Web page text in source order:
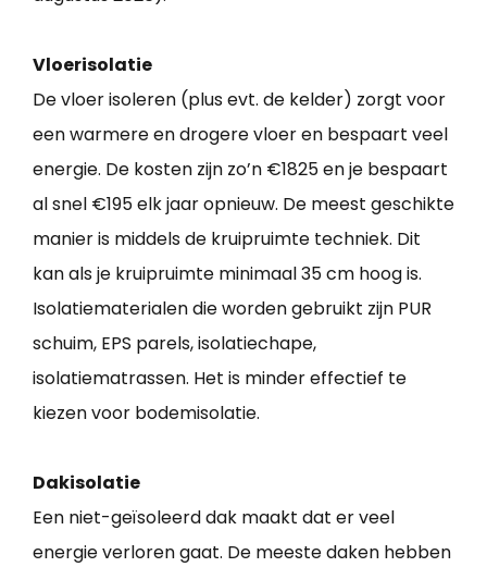
Vloerisolatie
De vloer isoleren (plus evt. de kelder) zorgt voor
een warmere en drogere vloer en bespaart veel
energie. De kosten zijn zo’n €1825 en je bespaart
al snel €195 elk jaar opnieuw. De meest geschikte
manier is middels de kruipruimte techniek. Dit
kan als je kruipruimte minimaal 35 cm hoog is.
Isolatiematerialen die worden gebruikt zijn PUR
schuim, EPS parels, isolatiechape,
isolatiematrassen. Het is minder effectief te
kiezen voor bodemisolatie.
Dakisolatie
Een niet-geïsoleerd dak maakt dat er veel
energie verloren gaat. De meeste daken hebben